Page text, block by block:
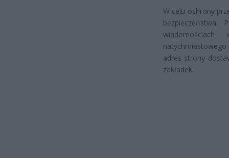
W celu ochrony
bezpieczeństwa.
natychmiastowego
adres strony
zakładek.